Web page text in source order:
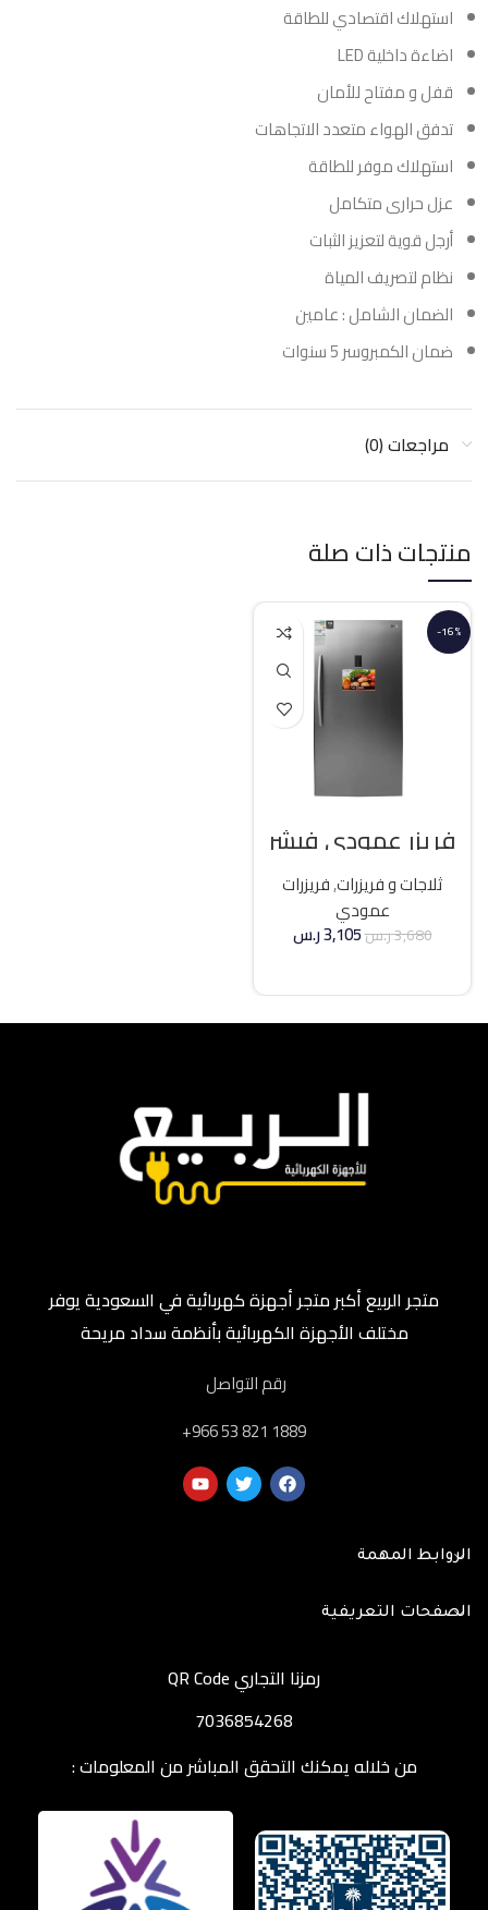
استهلاك اقتصادي للطاقة
اضاءة داخلية LED
قفل و مفتاح للأمان
تدفق الهواء متعدد الاتجاهات
استهلاك موفر للطاقة
عزل حرارى متكامل
أرجل قوية لتعزيز الثبات
نظام لتصريف المياة
الضمان الشامل : عامين
ضمان الكمبروسر 5 سنوات
مراجعات (0)
منتجات ذات صلة
-16%
فريزر عمودي فيشر
21 قدم انفرتر – فضي
ثلاجات و فريزرات,فريزرات
عمودي
3,680ر.س3,105ر.س
متجر الربيع أكبر متجر أجهزة كهربائية في السعودية يوفر
مختلف الأجهزة الكهربائية بأنظمة سداد مريحة
رقم التواصل
‎+966 53 821 1889
الروابط المهمة
الصفحات التعريفية
رمزنا التجاري QR Code
7036854268
من خلاله يمكنك التحقق المباشر من المعلومات :